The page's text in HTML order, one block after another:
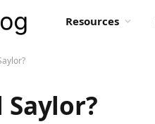
Resources
Saylor?